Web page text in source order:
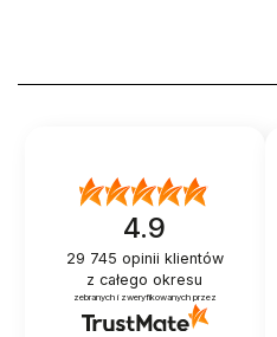
4.9
29 745 opinii klientów
z całego okresu
zebranych i zweryfikowanych przez